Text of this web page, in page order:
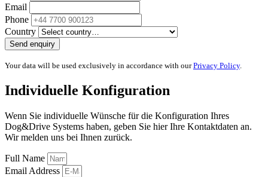
Email
Phone
Country
Send enquiry
Your data will be used exclusively in accordance with ourPrivacy Policy.
Individuelle Konfiguration
Wenn Sie individuelle Wünsche für die Konfiguration Ihres
Dog&Drive Systems haben, geben Sie hier Ihre Kontaktdaten an.
Wir melden uns bei Ihnen zurück.
Full Name
Email Address